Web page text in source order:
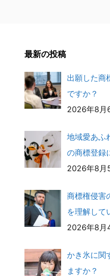
最新の投稿
出願した商
ですか？
2026年8月
地域愛あふ
の商標登録
2026年8月
商標権侵害
を理解して
2026年8月
かき氷に関
ますか？